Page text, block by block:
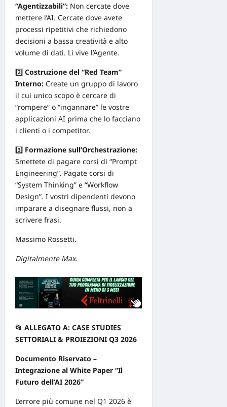
“Agentizzabili”: Non cercate dove
mettere l’AI. Cercate dove avete
processi ripetitivi che richiedono
decisioni a bassa creatività e alto
volume di dati. Lì vive l’Agente.
2️⃣ Costruzione del “Red Team”
Interno: Create un gruppo di lavoro
il cui unico scopo è cercare di
“rompere” o “ingannare” le vostre
applicazioni AI prima che lo facciano
i clienti o i competitor.
3️⃣ Formazione sull’Orchestrazione:
Smettete di pagare corsi di “Prompt
Engineering”. Pagate corsi di
“System Thinking” e “Workflow
Design”. I vostri dipendenti devono
imparare a disegnare flussi, non a
scrivere frasi.
Massimo Rossetti.
Digitalmente Max.
📂 ALLEGATO A: CASE STUDIES
SETTORIALI & PROIEZIONI Q3 2026
Documento Riservato –
Integrazione al White Paper “Il
Futuro dell’AI 2026”
L’errore più comune nel Q1 2026 è